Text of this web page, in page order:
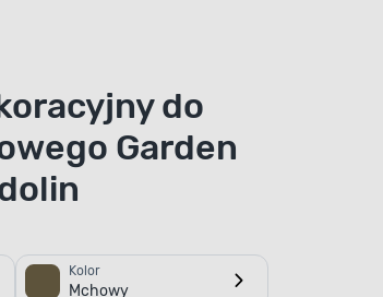
do
Garden
Kolor
Mchowy